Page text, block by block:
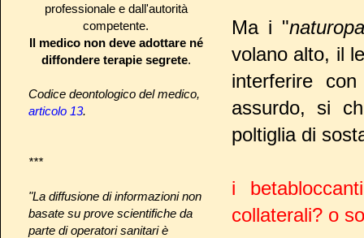
Ma i "
volano alto, il
interferire
assurdo, si
poltiglia di
i
collaterali? o
professionale e dall'autorità
competente.
Il medico non deve adottare né
diffondere terapie segrete.
Codice deontologico del medico,
articolo 13.
***
"La diffusione di informazioni non
basate su prove scientifiche da
parte di operatori sanitari è